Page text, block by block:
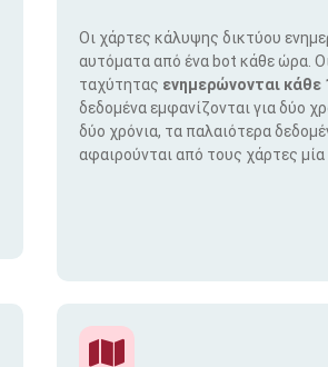
Οι χάρτες κάλυψης δικτύου
αυτόματα από ένα bot κάθε ώρα.
ταχύτητας ενημερώνονται κάθε
δεδομένα εμφανίζονται για δύο
δύο χρόνια, τα παλαιότερα
αφαιρούνται από τους χάρτες